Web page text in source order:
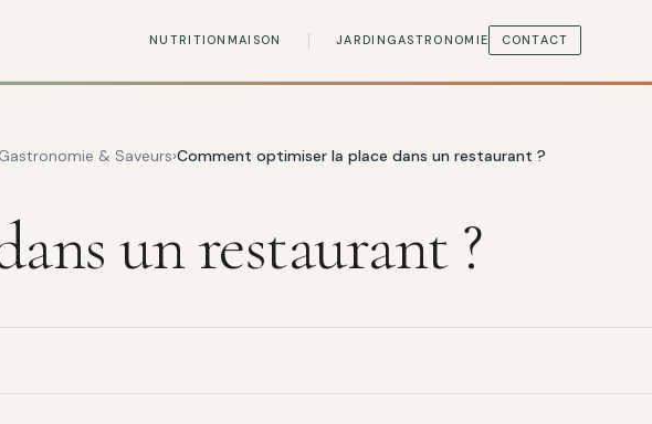
NUTRITION MAISON JARDIN GASTRONOMIE CONTACT
Gastronomie & Saveurs Comment optimiser la place dans un restaurant ?
un restaurant ?